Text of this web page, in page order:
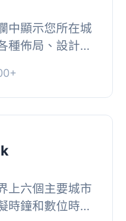
中顯示您所在城
種佈局、設計和
超過
上六個主要城市
時鐘和數位時鐘